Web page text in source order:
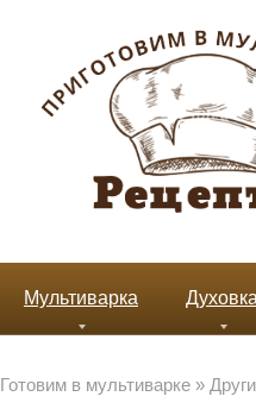
Мультиварка Духовка
Готовим в мультиварке »